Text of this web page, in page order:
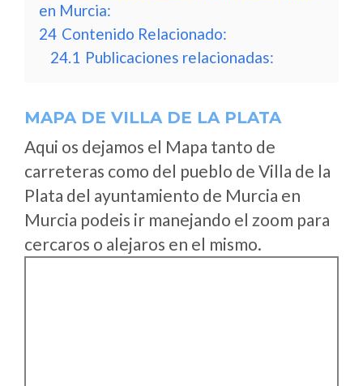
en Murcia:
24 Contenido Relacionado:
24.1 Publicaciones relacionadas:
MAPA DE VILLA DE LA PLATA
Aqui os dejamos el Mapa tanto de
carreteras como del pueblo de Villa de la
Plata del ayuntamiento de Murcia en
Murcia podeis ir manejando el zoom para
cercaros o alejaros en el mismo.